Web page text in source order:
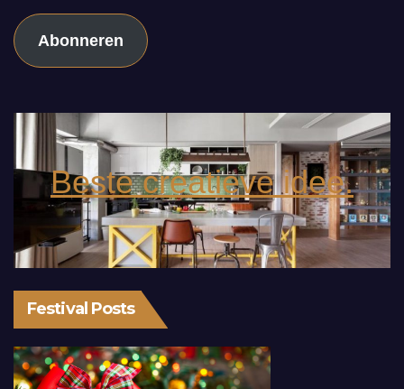
Abonneren
Beste creatieve idee.
Festival Posts